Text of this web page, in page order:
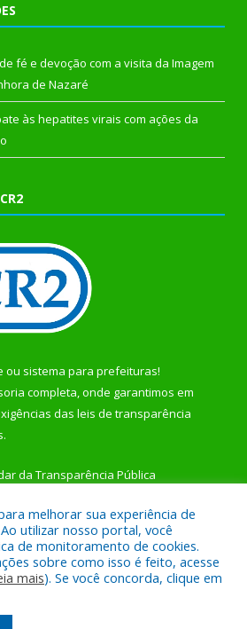
fé e devoção com a visita da Imagem
de Nazaré
às hepatites virais com ações da
ou sistema para prefeituras!
completa, onde garantimos em
das leis de transparência
da Transparência Pública
a Prefeitura Municipal de
Rurópolis.
melhorar sua experiência de
utilizar nosso portal, você
de monitoramento de cookies.
sobre como isso é feito, acesse
mais). Se você concorda, clique em